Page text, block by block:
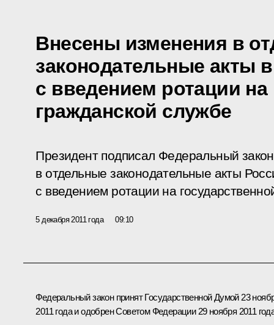
Внесены изменения в
законодательные акты
с введением ротации на
гражданской службе
Президент подписал Федеральный
в отдельные законодательные акты
с введением ротации на
5 декабря 2011 года 09:10
Федеральный закон принят Государственной Думой 23
2011 года и одобрен Советом Федерации 29 ноября 2011